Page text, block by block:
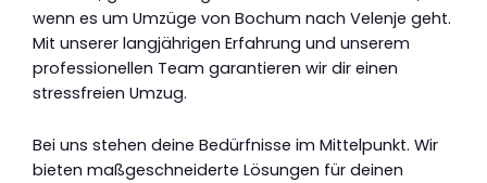
wenn es um Umzüge von Bochum nach Velenje geht.
Mit unserer langjährigen Erfahrung und unserem
professionellen Team garantieren wir dir einen
stressfreien Umzug.
Bei uns stehen deine Bedürfnisse im Mittelpunkt. Wir
bieten maßgeschneiderte Lösungen für deinen